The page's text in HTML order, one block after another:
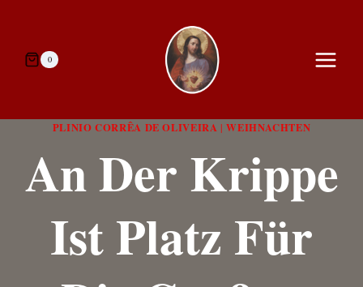
springen0
PLINIO CORRÊA DE OLIVEIRA |WEIHNACHTEN
An Der Krippe
Ist Platz Für